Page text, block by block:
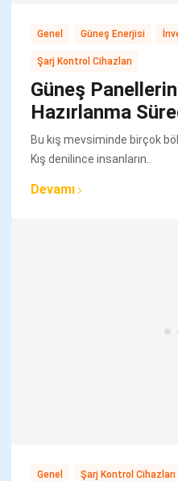
Genel Güneş Enerjisi
Şarj Kontrol Cihazları
Güneş
Hazırlanma
Bu kış mevsiminde birçok
Kış denilince insanların..
Devamı
Genel Şarj Kontrol Cihazları